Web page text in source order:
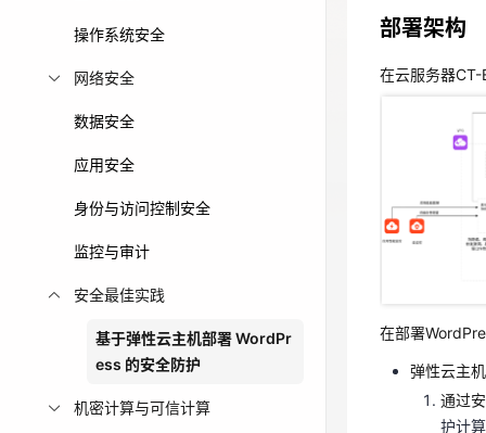
操作系统安全
网络安全
数据安全
应用安全
身份与访问控制安全
监控与审计
安全最佳实践
基于弹性云主机部署 WordPr
ess 的安全防护
机密计算与可信计算
在部署
弹性云主
通过
护计
使用
以备
部署架构
在云服务器CT-
在部署
弹性云主
通过
护计